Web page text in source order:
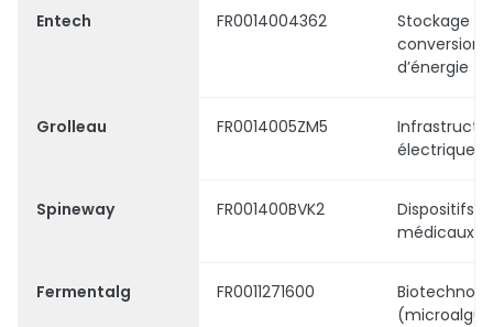
Entech FR0014004362
Stockage et
conversion
d’énergie
Grolleau FR0014005ZM5
électriques
Spineway FR001400BVK2
Dispositifs
médicaux
Fermentalg FR0011271600